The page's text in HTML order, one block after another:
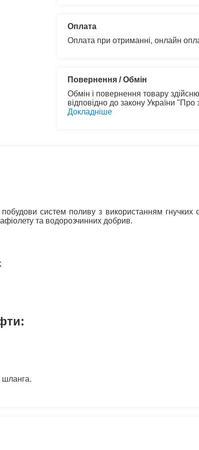
Оплата
Оплата при отриманні, онлайн
Повернення / Обмін
Обмін і повернення товару
відповідно до закону України
Докладніше
систем поливу з використанням гнучких
та водорозчинних добрив.
шланга.